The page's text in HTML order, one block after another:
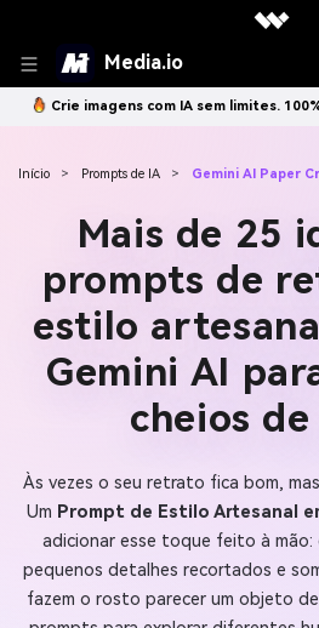
Media.io
Crie imagens com IA sem limites.
Início > Prompts de IA > Gemini AI Paper
Mais de 25
prompts de
estilo
Gemini AI
cheios
Às vezes o seu retrato fica bom,
Um Prompt de Estilo Artesanal
adicionar esse toque feito à mão:
pequenos detalhes recortados e
fazem o rosto parecer um objeto